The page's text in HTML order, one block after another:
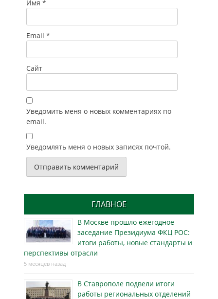
Имя *
Email *
Сайт
Уведомить меня о новых комментариях по
email.
Уведомлять меня о новых записях почтой.
ГЛАВНОЕ
В Москве прошло ежегодное
заседание Президиума ФКЦ РОС:
итоги работы, новые стандарты и
перспективы отрасли
5 месяцев назад
В Ставрополе подвели итоги
работы региональных отделений